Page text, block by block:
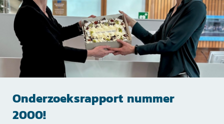
Onderzoeksrapport nummer
2000!